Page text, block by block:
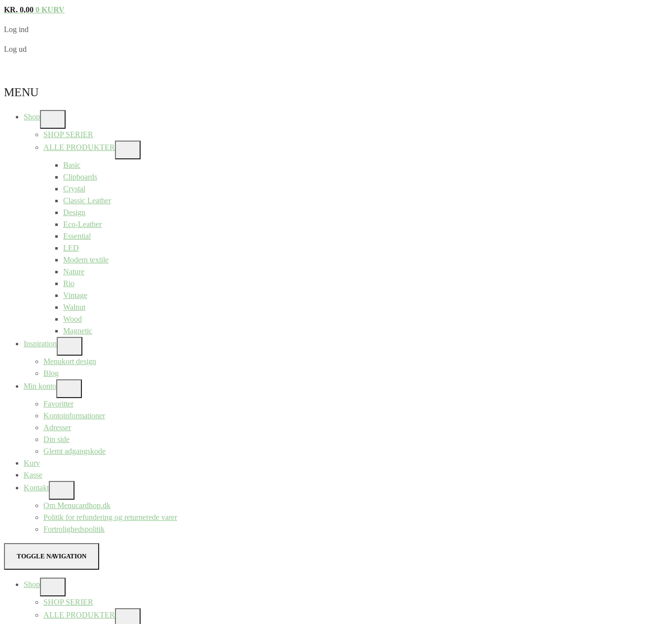
KR. 0,00 0 KURV
Log ind
Log ud
MENU
Shop
SUB
MENU
SHOP SERIER
ALLE PRODUKTER
SUB
Basic
Clipboards
Crystal
Classic Leather
Design
Eco-Leather
Essential
LED
Modern textile
Nature
Rio
Vintage
Walnut
Wood
Magnetic
Inspiration
SUB
MENU
Menukort design
Blog
Min konto
SUB
MENU
Favoritter
Kontoinformationer
Adresser
Din side
Glemt adgangskode
Kurv
Kasse
Kontakt
SUB
MENU
Om Menucardhop.dk
Politik for refundering og returnerede varer
Fortrolighedspolitik
TOGGLE NAVIGATION
Shop
SUB
MENU
SHOP SERIER
ALLE PRODUKTER